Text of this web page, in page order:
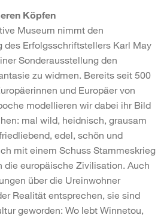
Köpfen
Museum nimmt den
des Erfolgsschriftstellers Karl May
Sonderausstellung den
zu widmen. Bereits seit 500
und Europäer von
modellieren wir dabei ihr Bild
mal wild, heidnisch, grausam
edel, schön und
mit einem Schuss Stammeskrieg
die europäische Zivilisation. Auch
über die Ureinwohner
Realität entsprechen, sie sind
geworden: Wo lebt Winnetou,